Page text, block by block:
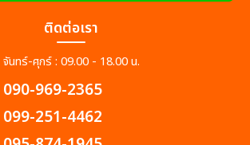
ติดต่อเรา
จันทร์-ศุกร์ : 09.00 - 18.00 น.
090-969-2365
099-251-4462